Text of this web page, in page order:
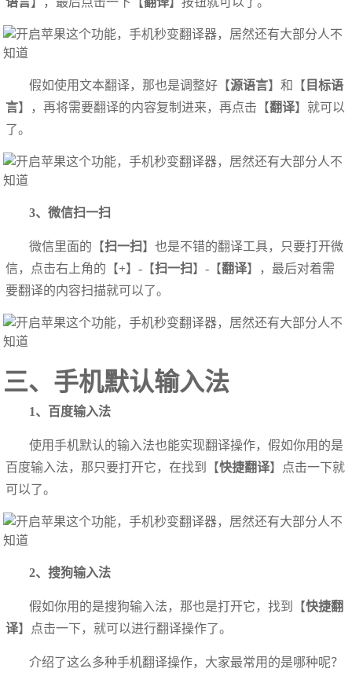
假如使用文本翻译，那也是调整好【源语言】和【 目标语
言】，再将需要翻译的内容复制进来，再点击【翻译】就可以
了。
3、微信扫一扫
微信里面的【扫一扫】也是不错的翻译工具，只要打开微
信，点击右上角的【+】-【扫一扫】-【翻译】，最后对着需
要翻译的内容扫描就可以了。
三、手机默认输入法
1、百度输入法
使用手机默认的输入法也能实现翻译操作，假如你用的是
百度输入法，那只要打开它，在找到【快捷翻译】点击一下就
可以了。
2、搜狗输入法
假如你用的是搜狗输入法，那也是打开它，找到【快捷翻
译】点击一下，就可以进行翻译操作了。
介绍了这么多种手机翻译操作，大家最常用的是哪种呢？